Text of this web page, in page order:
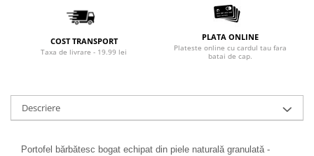
COST TRANSPORT
Taxa de livrare - 19.99 lei
PLATA ONLINE
Plateste online cu cardul tau fara
batai de cap.
Descriere
Portofel bărbătesc bogat echipat din piele naturală granulată -